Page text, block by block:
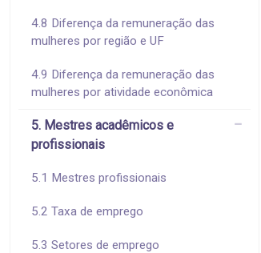
4.8 Diferença da remuneração das
mulheres por região e UF
4.9 Diferença da remuneração das
mulheres por atividade econômica
5. Mestres acadêmicos e
profissionais
5.1 Mestres profissionais
5.2 Taxa de emprego
5.3 Setores de emprego